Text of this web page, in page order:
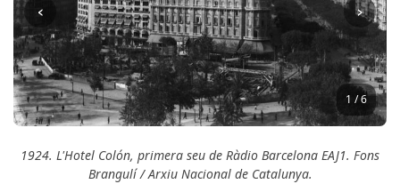
‹ ›
1 / 6
1924. L'Hotel Colón, primera seu de Ràdio Barcelona EAJ1. Fons
Brangulí / Arxiu Nacional de Catalunya.